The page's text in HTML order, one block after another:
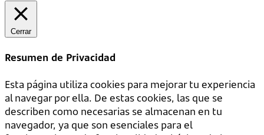
Cerrar
Resumen de Privacidad
Esta página utiliza cookies para mejorar tu experiencia
al navegar por ella. De estas cookies, las que se
describen como necesarias se almacenan en tu
navegador, ya que son esenciales para el